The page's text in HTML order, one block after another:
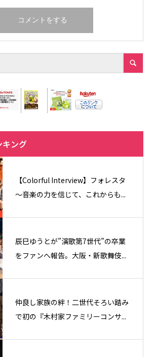
キング
【Colorful Interview】フォレスタ
〜音楽の力を信じて、これからも...
辰巳ゆうとが”演歌第7世代”の卒業
をファンへ報告。大阪・新歌舞伎...
仲良し家族の絆！二世代そろい踏み
で初の『木村家ファミリーコンサ...